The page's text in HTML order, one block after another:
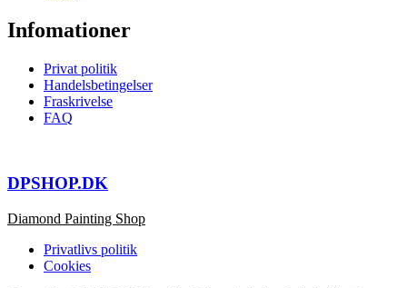
Infomationer
Privat politik
Handelsbetingelser
Fraskrivelse
FAQ
DPSHOP.DK
Diamond Painting Shop
Privatlivs politik
Cookies